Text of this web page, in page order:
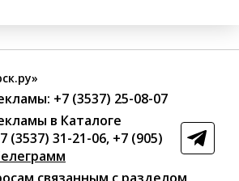
+7 (3537) 25-08-07
в Каталоге
(3537) 31-21-06, +7 (905)